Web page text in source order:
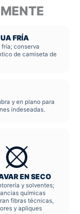
FRÍA
conserva
de camiseta de
y en plano para
indeseadas.
EN SECO
y solventes;
químicas
fibras técnicas,
y apliques